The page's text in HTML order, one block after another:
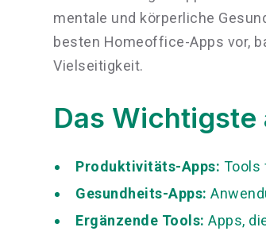
mentale und körperliche
besten Homeoffice-Apps vor,
Vielseitigkeit.
Das
Produktivitäts-Apps: Tools
Gesundheits-Apps:
Ergänzende Tools: Apps,